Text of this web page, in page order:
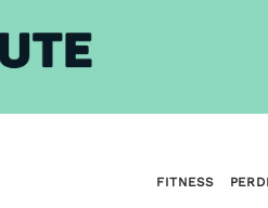
FITNESS